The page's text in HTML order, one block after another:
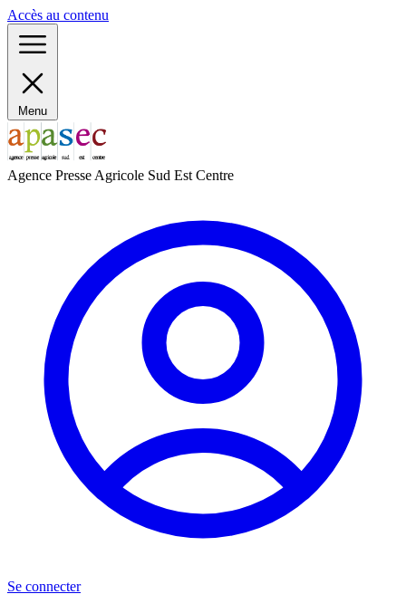
Accès au contenu
Menu
Agence Presse Agricole Sud Est Centre
Se connecter
Panneau de gestion des cookies